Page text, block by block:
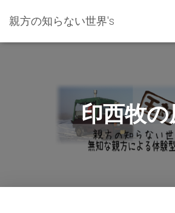
親方の知らない世界's
印西牧の